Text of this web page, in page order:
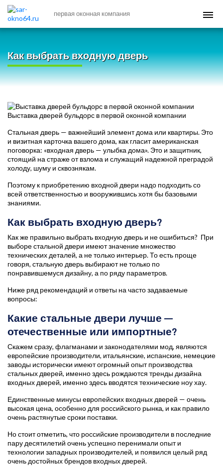
первая оконная компания
Как выбрать входную дверь
Выставка дверей бульдорс в первой оконной компании
Стальная дверь — важнейший элемент дома или квартиры. Это
и визитная карточка вашего дома, как гласит американская
поговорка: «входная дверь — улыбка дома». Это и защитник,
стоящий на страже от взлома и служащий надежной преградой
холоду, шуму и сквознякам.
Поэтому к приобретению входной двери надо подходить со
всей ответственностью и вооружившись хотя бы базовыми
знаниями.
Как выбрать входную дверь?
Как же правильно выбрать входную дверь и не ошибиться? При
выборе стальной двери имеют значение множество
технических деталей, а не только интерьер. То есть проще
говоря, стальную дверь выбирают не только по
понравившемуся дизайну, а по ряду параметров.
Ниже ряд рекомендаций и ответы на часто задаваемые
вопросы:
Какие стальные двери лучше —
отечественные или импортные?
Скажем сразу, флагманами и законодателями мод, являются
европейские производители, итальянские, испанские, немецкие
заводы исторически имеют огромный опыт производства
стальных дверей, именно здесь рождаются тренды дизайна
входных дверей, именно здесь вводятся технические ноу хау.
Единственные минусы европейских входных дверей — очень
высокая цена, особенно для российского рынка, и как правило
очень растянутые сроки поставки.
Но стоит отметить, что российские производители в последние
пару десятилетий очень успешно перенимали опыт и
технологии западных производителей, и появился целый ряд
очень достойных брендов входных дверей.